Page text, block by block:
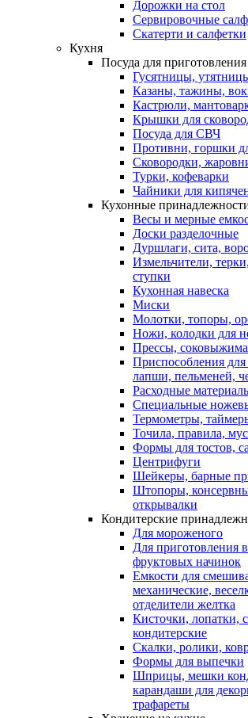
Дорожки на стол
Сервировочные
Скатерти и салфетки
Кухня
Посуда для приготовления
Гусятницы,
Казаны, тажины,
Кастрюли,
Крышки для
Посуда для СВЧ
Противни, горшки
Сковородки,
Турки, кофеварки
Чайники для
Кухонные
Весы и мерные
Доски разделочные
Дуршлаги, сита,
Измельчители,
ступки
Кухонная навеска
Миски
Молотки, топоры,
Ножи, колодки для
Прессы,
Приспособления
лапши, пельменей,
Расходные
Специальные
Термометры,
Точила, правила,
Формы для тостов,
Центрифуги
Шейкеры, барные
Штопоры,
открывалки
Кондитерские
Для мороженого
Для приготовления
фруктовых начинок
Емкости для
механические,
отделители желтка
Кисточки, лопатки,
кондитерские
Скалки, ролики,
Формы для выпечки
Шприцы, мешки
карандаши для
трафареты